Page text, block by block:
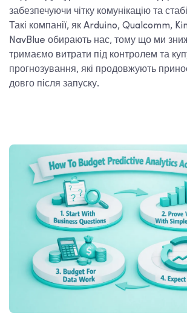
забезпечуючи чітку комунікацію та
Такі компанії, як Arduino, Qualcomm,
NavBlue обирають нас, тому що ми
тримаємо витрати під контролем та
прогнозування, які продовжують
довго після запуску.